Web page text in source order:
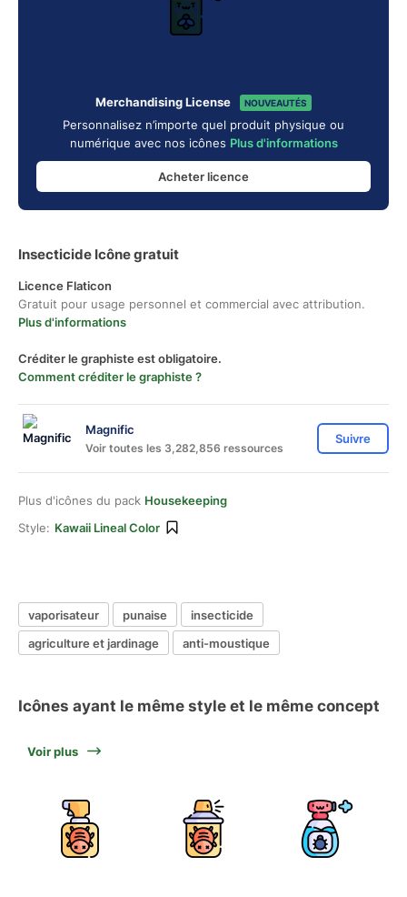
Merchandising License NOUVEAUTÉS
Personnalisez n’importe quel produit physique ou
numérique avec nos icônes Plus d'informations
Acheter licence
Insecticide Icône gratuit
Licence Flaticon
Gratuit pour usage personnel et commercial avec attribution.
Plus d'informations
Créditer le graphiste est obligatoire.
Comment créditer le graphiste ?
Magnific
Voir toutes les 3,282,856 ressources
Suivre
Plus d'icônes du pack Housekeeping
Style: Kawaii Lineal Color
vaporisateur punaise
insecticide
agriculture et jardinage
anti-moustique
Icônes ayant le même style et le même concept
Voir plus